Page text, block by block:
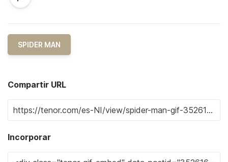
SPIDER MAN
Compartir URL
Incorporar